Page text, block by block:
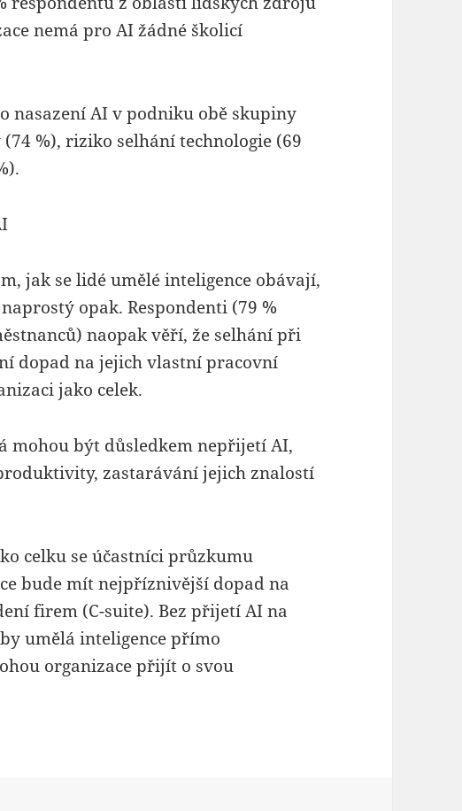
nemá pro AI žádné školicí
AI v podniku obě skupiny
%), riziko selhání technologie (69
jak se lidé umělé inteligence obávají,
opak. Respondenti (79 %
naopak věří, že selhání při
dopad na jejich vlastní pracovní
jako celek.
být důsledkem nepřijetí AI,
zastarávání jejich znalostí
celku se účastníci průzkumu
bude mít nejpříznivější dopad na
firem (C-suite). Bez přijetí AI na
umělá inteligence přímo
organizace přijít o svou